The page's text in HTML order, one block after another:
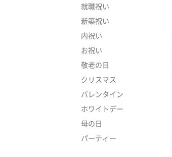
就職祝い
新築祝い
内祝い
お祝い
敬老の日
クリスマス
バレンタイン
ホワイトデー
母の日
パーティー